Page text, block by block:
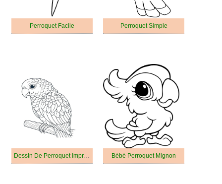
Perroquet Facile Perroquet Simple
Dessin De Perroquet Imprimable Bébé Perroquet Mignon